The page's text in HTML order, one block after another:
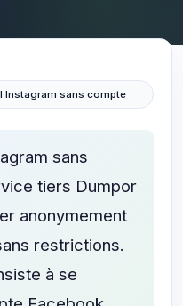
Instagram sans compte
sans
tiers Dumpor
anonymement
restrictions.
à se